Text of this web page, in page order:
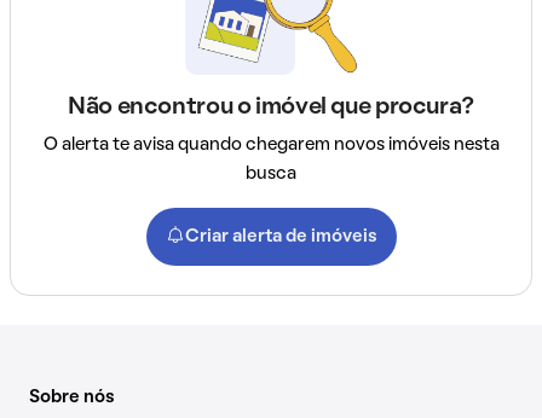
Não encontrou o imóvel que procura?
O alerta te avisa quando chegarem novos imóveis nesta
busca
Criar alerta de imóveis
Sobre nós